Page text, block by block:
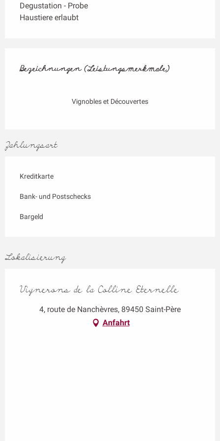
Degustation - Probe
Haustiere erlaubt
Bezeichnungen (Leistungsmerkmale)
Bezeichnungen (Leistungsmerkmale)
Vignobles et Découvertes
Zahlungsart
Kreditkarte
Bank- und Postschecks
Bargeld
Lokalisierung
Vignerons de la Colline Eternelle
4, route de Nanchèvres, 89450 Saint-Père
Anfahrt